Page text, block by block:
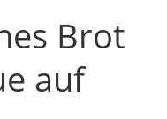
Brot
auf